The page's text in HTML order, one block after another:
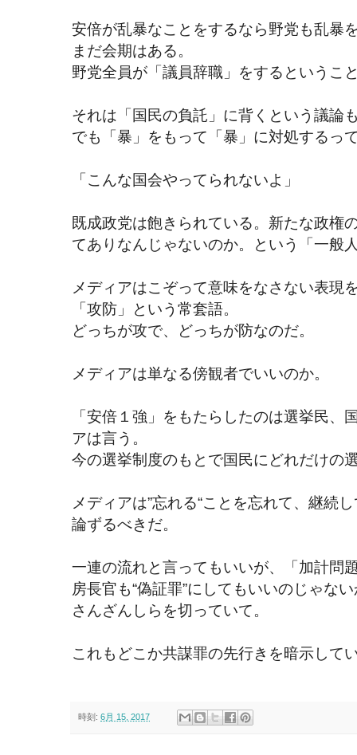
安倍が乱暴なことをするなら野党も乱暴
まだ会期はある。
野党全員が「議員辞職」をするというこ
それは「国民の負託」に背くという議論
でも「暴」をもって「暴」に対処するっ
「こんな国会やってられないよ」
既成政党は飽きられている。新たな政権
てありなんじゃないのか。という「一般
メディアはこぞって意味をなさない表現
「攻防」という常套語。
どっちが攻で、どっちが防なのだ。
メディアは単なる傍観者でいいのか。
「安倍１強」をもたらしたのは選挙民
アは言う。
今の選挙制度のもとで国民にどれだけの
メディアは”忘れる“ことを忘れて、継続
論ずるべきだ。
一連の流れと言ってもいいが、「加計問
房長官も“偽証罪”にしてもいいのじゃな
さんざんしらを切っていて。
これもどこか共謀罪の先行きを暗示して
時刻: 6月 15, 2017